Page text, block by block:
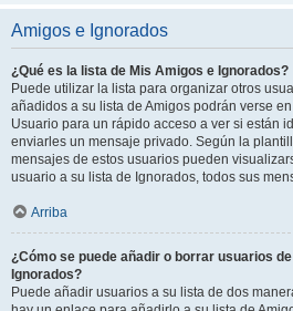
Amigos e Ignorados
¿Qué es la lista de Mis Amigos e Ignorados?
Puede utilizar la lista para organizar otros
añadidos a su lista de Amigos podrán verse
Usuario para un rápido acceso a ver si están
enviarles un mensaje privado. Según la
mensajes de estos usuarios pueden
usuario a su lista de Ignorados, todos sus
Arriba
¿Cómo se puede añadir o borrar usuarios
Ignorados?
Puede añadir usuarios a su lista de dos